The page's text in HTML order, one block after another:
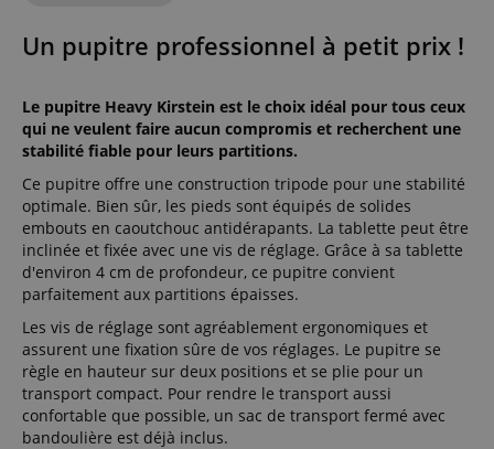
Un pupitre professionnel à petit prix !
Le pupitre Heavy Kirstein est le choix idéal pour tous ceux
qui ne veulent faire aucun compromis et recherchent une
stabilité fiable pour leurs partitions.
Ce pupitre offre une construction tripode pour une stabilité
optimale. Bien sûr, les pieds sont équipés de solides
embouts en caoutchouc antidérapants. La tablette peut être
inclinée et fixée avec une vis de réglage. Grâce à sa tablette
d'environ 4 cm de profondeur, ce pupitre convient
parfaitement aux partitions épaisses.
Les vis de réglage sont agréablement ergonomiques et
assurent une fixation sûre de vos réglages. Le pupitre se
règle en hauteur sur deux positions et se plie pour un
transport compact. Pour rendre le transport aussi
confortable que possible, un sac de transport fermé avec
bandoulière est déjà inclus.